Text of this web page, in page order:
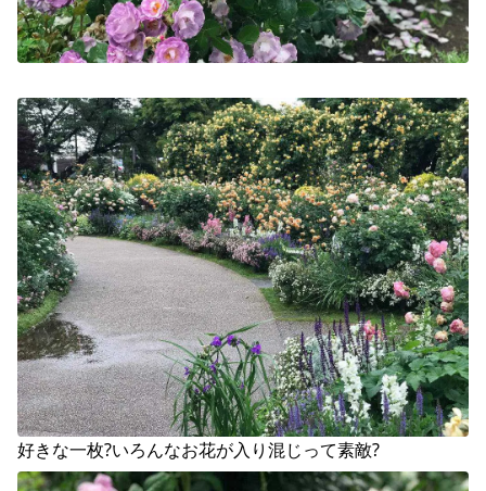
好きな一枚?いろんなお花が入り混じって素敵?